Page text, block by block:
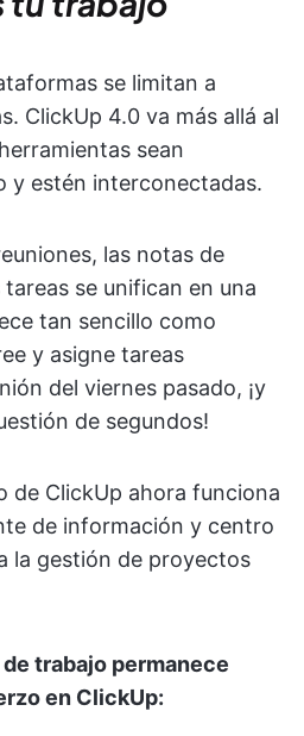
se limitan a
ClickUp 4.0 va más allá al
sean
y estén interconectadas.
las notas de
se unifican en una
tan sencillo como
y asigne tareas
del viernes pasado, ¡y
de segundos!
de ClickUp ahora funciona
de información y centro
la gestión de proyectos
trabajo permanece
en ClickUp: